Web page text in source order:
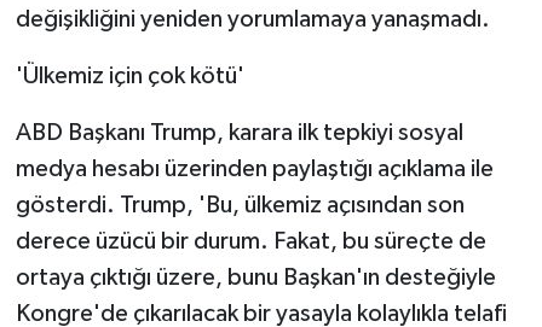
değişikliğini yeniden yorumlamaya yanaşmadı.
'Ülkemiz için çok kötü'
ABD Başkanı Trump, karara ilk tepkiyi sosyal
medya hesabı üzerinden paylaştığı açıklama ile
gösterdi. Trump, 'Bu, ülkemiz açısından son
derece üzücü bir durum. Fakat, bu süreçte de
ortaya çıktığı üzere, bunu Başkan'ın desteğiyle
Kongre'de çıkarılacak bir yasayla kolaylıkla telafi